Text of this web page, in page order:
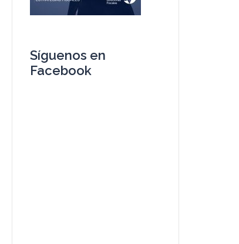
Síguenos en
Facebook